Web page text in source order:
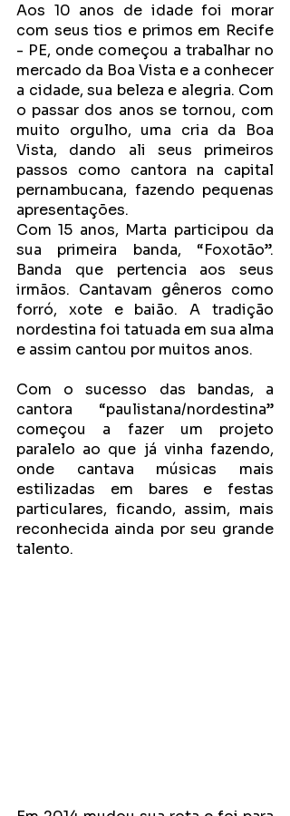
Aos 10 anos de idade foi morar
com seus tios e primos em Recife
- PE, onde começou a trabalhar no
mercado da Boa Vista e a conhecer
a cidade, sua beleza e alegria. Com
o passar dos anos se tornou, com
muito orgulho, uma cria da Boa
Vista, dando ali seus primeiros
passos como cantora na capital
pernambucana, fazendo pequenas
apresentações.
Com 15 anos, Marta participou da
sua primeira banda, “Foxotão”.
Banda que pertencia aos seus
irmãos. Cantavam gêneros como
forró, xote e baião. A tradição
nordestina foi tatuada em sua alma
e assim cantou por muitos anos.
Com o sucesso das bandas, a
cantora “paulistana/nordestina”
começou a fazer um projeto
paralelo ao que já vinha fazendo,
onde cantava músicas mais
estilizadas em bares e festas
particulares, ficando, assim, mais
reconhecida ainda por seu grande
talento.